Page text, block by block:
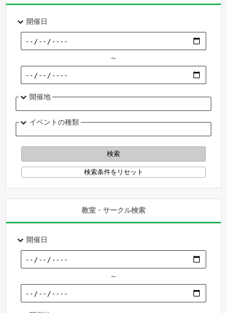
開催日
～
開催地
イベントの種類
教室・サークル検索
開催日
～